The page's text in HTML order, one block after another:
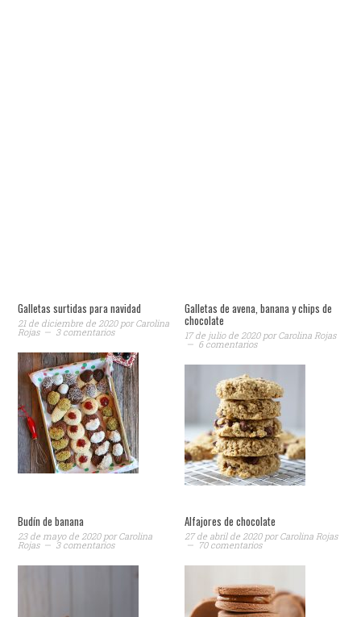
Galletas surtidas para navidad
21 de diciembre de 2020porCarolina
Rojas 3 comentarios
Galletas de avena, banana y chips de
chocolate
17 de julio de 2020porCarolina Rojas
6 comentarios
Budín de banana
23 de mayo de 2020porCarolina
Rojas 3 comentarios
Alfajores de chocolate
27 de abril de 2020porCarolina Rojas
70 comentarios